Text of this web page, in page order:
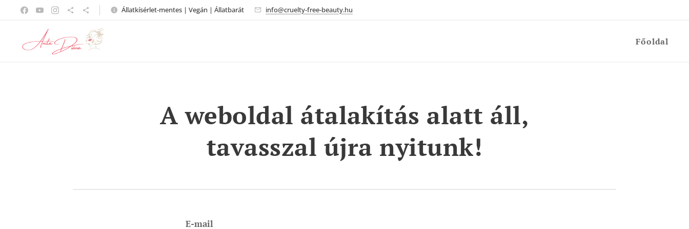
Állatkísérlet-mentes | Vegán | Állatbarát info@cruelty-free-beauty.hu
Főoldal
A weboldal átalakítás alatt áll,
tavasszal újra nyitunk!
E-mail